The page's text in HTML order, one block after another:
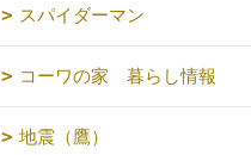
スパイダーマン
コーワの家 暮らし情報
地震（鷹）